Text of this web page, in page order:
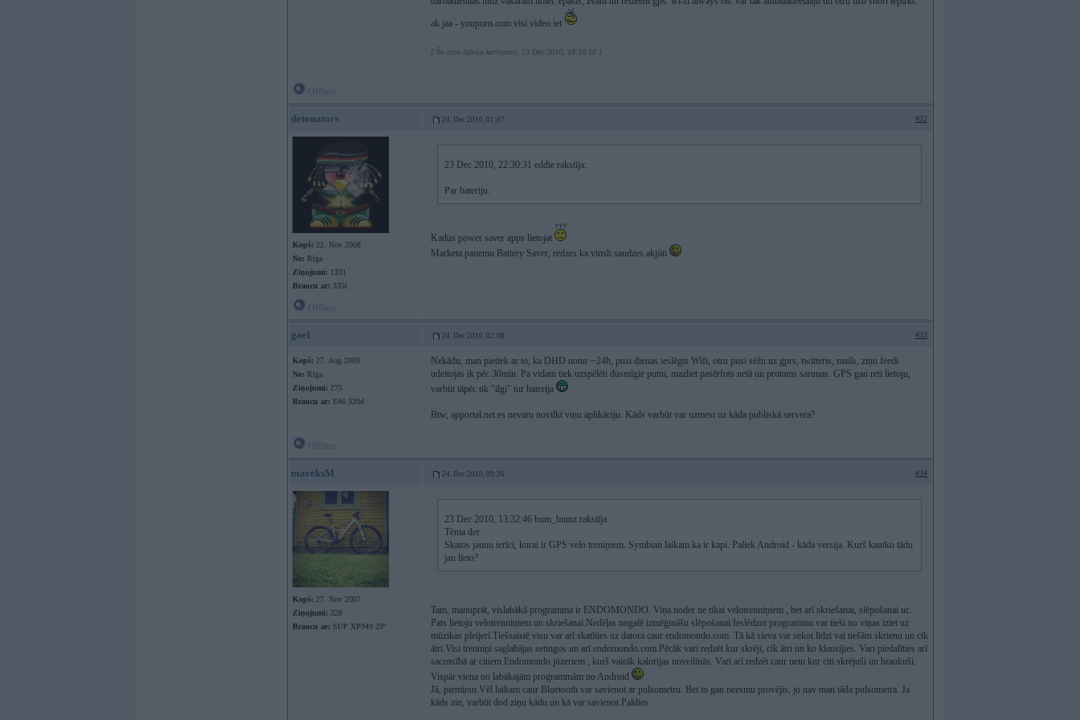
ak jaa - youporn.com visi video iet
[ Šo ziņu laboja karlsonss, 23 Dec 2010, 18:16:10 ]
detonators 24. Dec 2010, 01:07 #32
Kopš: 22. Nov 2008
No: Rīga
Ziņojumi: 1331
Braucu ar: 335i
23 Dec 2010, 22:30:31 eddie rakstīja:
Par bateriju.
Kadus power saver apps lietojat
Marketa panemu Battery Saver, redzes ka vinsh saudzes akjiiti
gael 24. Dec 2010, 02:08 #33
Kopš: 27. Aug 2009
No: Rīga
Ziņojumi: 275
Braucu ar: E46 320d
Nekādu, man pietiek ar to, ka DHD notur ~24h, pusi dienas ieslēgts Wifi, otru pusi sēžu uz gprs, twitteris, mails, ziņu feedi
udeitojas ik pēc 30min. Pa vidam tiek uzspēlēti dusmīgie putni, mazliet pasērfots netā un protams sarunas. GPS gan reti lietoju,
varbūt tāpēc tik "ilgi" tur baterija
Btw, apportal.net es nevaru novilkt viņu aplikāciju. Kāds varbūt var uzmest uz kāda publiskā servera?
mareksM 24. Dec 2010, 09:26 #34
Kopš: 27. Nov 2007
Ziņojumi: 328
Braucu ar: SUP XP949 29''
23 Dec 2010, 13:32:46 bum_bumz rakstīja:
Tēma der.
Skatos jaunu ierīci, kurai ir GPS velo treniņiem. Symbian laikam ka ir kapi. Paliek Android - kāda versija. Kurš kautko tādu
jau lieto?
Tam, manuprāt, vislabākā programma ir ENDOMONDO. Viņa noder ne tikai velotrenniņiem , bet arī skriešanai, slēpošanai uc.
Pats lietoju velotrenniņiem un skriešanai.Nedēļas nogalē izmēģināšu slēpošanai.Ieslēdzot programmu var tieši no viņas iziet uz
mūzikas pleijeri.Tiešsaistē visu var arī skatīties uz datora caur endomondo.com. Tā kā sieva var sekot līdzi vai tiešām skrienu un cik
ātri.Visi trenniņi saglabājas setingos un arī endomondo.com.Pēcāk vari redzēt kur skrēji, cik ātri un ko klausījies. Vari piedalīties arī
sacensībā ar citiem Endomondo jūzeriem , kurš vairāk kalorijas nosvilinās. Vari arī redzēt caur netu kur citi skrējuši un braukuši.
Vispār viena no labākajām programmām no Android
Jā, piemirsu.Vēl laikam caur Bluetooth var savienot ar pulsometru. Bet to gan neesmu provējis, jo nav man tāda pulsometra. Ja
kāds zin, varbūt dod ziņu kādu un kā var savienot.Paldies